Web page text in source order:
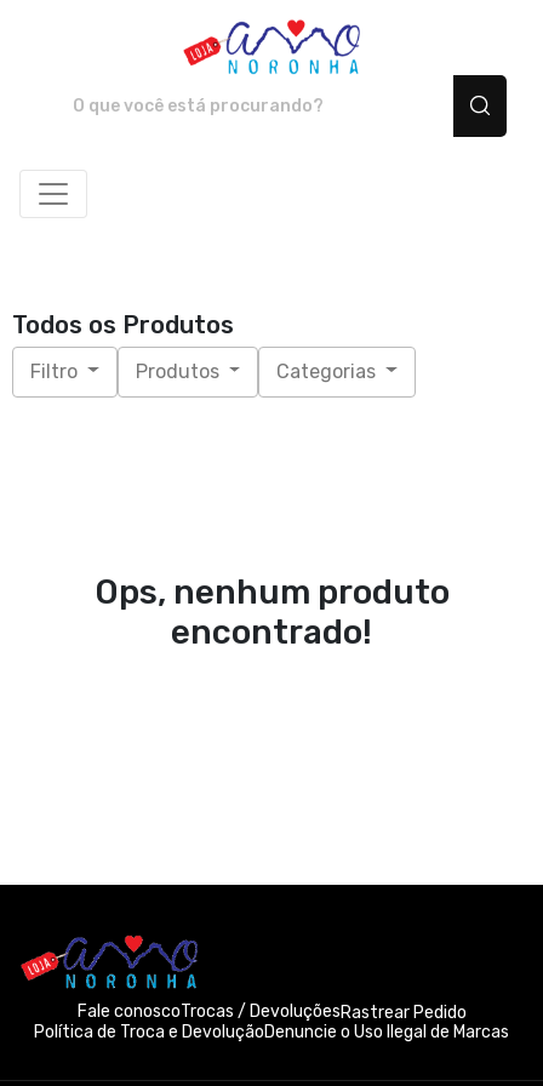
Todos os Produtos
Filtro Produtos Categorias
Ops, nenhum produto
encontrado!
Fale conoscoTrocas / DevoluçõesRastrear Pedido
Política de Troca e DevoluçãoDenuncie o Uso Ilegal de Marcas